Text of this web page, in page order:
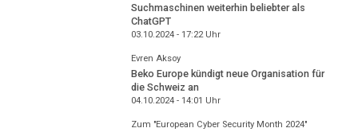
Suchmaschinen weiterhin beliebter als
ChatGPT
03.10.2024 - 17:22Uhr
Evren Aksoy
Beko Europe kündigt neue Organisation für
die Schweiz an
04.10.2024 - 14:01 Uhr
Zum "European Cyber Security Month 2024"